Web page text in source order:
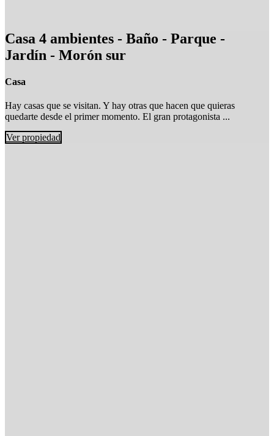
Casa 4 ambientes - Baño - Parque -
Jardín - Morón sur
Casa
Hay casas que se visitan. Y hay otras que hacen que quieras
quedarte desde el primer momento. El gran protagonista ...
Ver propiedad